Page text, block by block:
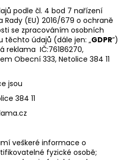
podle čl. 4 bod 7 nařízení
(EU) 2016/679 o ochraně
se zpracováním osobních
těchto údajů (dále jen: „GDPR”)
reklama IČ:76186270,
Obecní 333, Netolice 384 11
jsou
384 11
veškeré informace o
fyzické osobě;